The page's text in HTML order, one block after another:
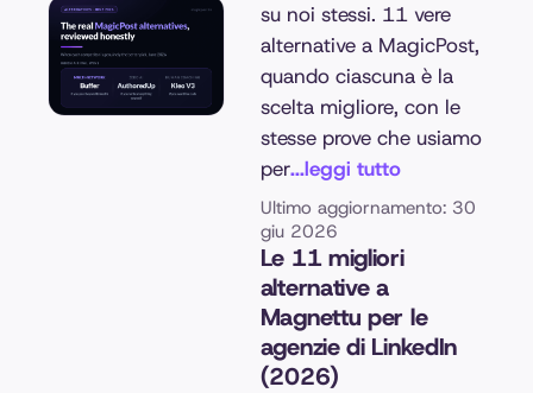
su noi stessi. 11 vere
alternative a MagicPost,
quando ciascuna è la
scelta migliore, con le
stesse prove che usiamo
per...leggi tutto
Ultimo aggiornamento: 30
giu 2026
Le 11 migliori
alternative a
Magnettu per le
agenzie di LinkedIn
(2026)